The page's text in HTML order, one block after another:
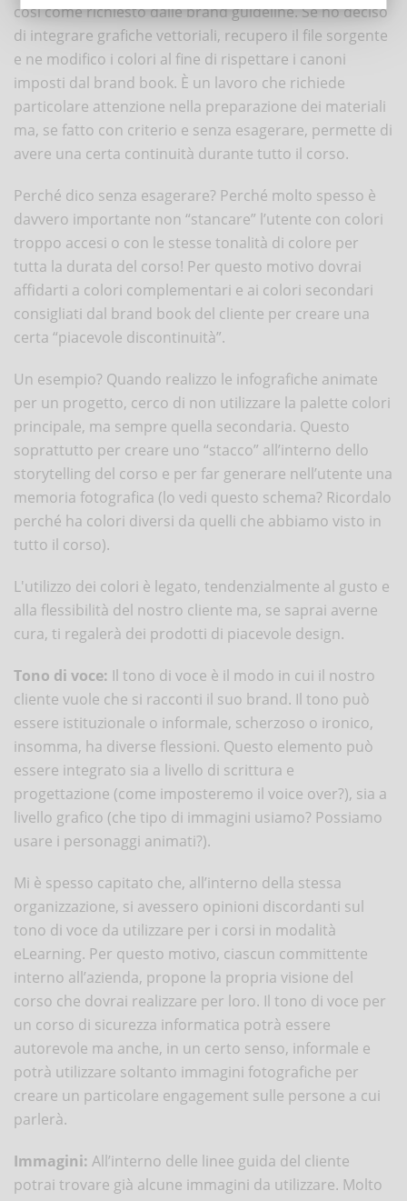
così come richiesto dalle brand guideline. Se ho deciso
di integrare grafiche vettoriali, recupero il file sorgente
e ne modifico i colori al fine di rispettare i canoni
imposti dal brand book. È un lavoro che richiede
particolare attenzione nella preparazione dei materiali
ma, se fatto con criterio e senza esagerare, permette di
avere una certa continuità durante tutto il corso.
Perché dico senza esagerare? Perché molto spesso è
davvero importante non “stancare” l’utente con colori
troppo accesi o con le stesse tonalità di colore per
tutta la durata del corso! Per questo motivo dovrai
affidarti a colori complementari e ai colori secondari
consigliati dal brand book del cliente per creare una
certa “piacevole discontinuità”.
Un esempio? Quando realizzo le infografiche animate
per un progetto, cerco di non utilizzare la palette colori
principale, ma sempre quella secondaria. Questo
soprattutto per creare uno “stacco” all’interno dello
storytelling del corso e per far generare nell’utente una
memoria fotografica (lo vedi questo schema? Ricordalo
perché ha colori diversi da quelli che abbiamo visto in
tutto il corso).
L'utilizzo dei colori è legato, tendenzialmente al gusto e
alla flessibilità del nostro cliente ma, se saprai averne
cura, ti regalerà dei prodotti di piacevole design.
Tono di voce: Il tono di voce è il modo in cui il nostro
cliente vuole che si racconti il suo brand. Il tono può
essere istituzionale o informale, scherzoso o ironico,
insomma, ha diverse flessioni. Questo elemento può
essere integrato sia a livello di scrittura e
progettazione (come imposteremo il voice over?), sia a
livello grafico (che tipo di immagini usiamo? Possiamo
usare i personaggi animati?).
Mi è spesso capitato che, all’interno della stessa
organizzazione, si avessero opinioni discordanti sul
tono di voce da utilizzare per i corsi in modalità
eLearning. Per questo motivo, ciascun committente
interno all’azienda, propone la propria visione del
corso che dovrai realizzare per loro. Il tono di voce per
un corso di sicurezza informatica potrà essere
autorevole ma anche, in un certo senso, informale e
potrà utilizzare soltanto immagini fotografiche per
creare un particolare engagement sulle persone a cui
parlerà.
Immagini: All’interno delle linee guida del cliente
potrai trovare già alcune immagini da utilizzare. Molto